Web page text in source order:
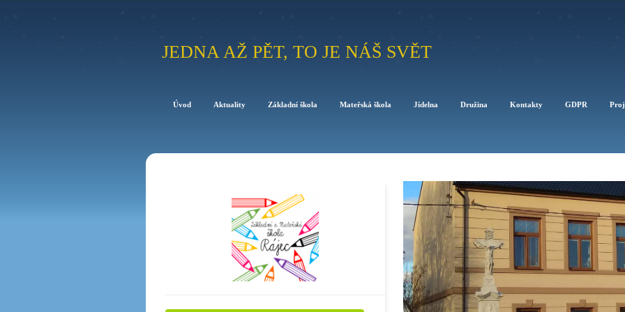
JEDNA AŽ PĚT, TO JE NÁŠ SVĚT
Úvod Aktuality Základní škola Mateřská škola Jídelna Družina Kontakty GDPR